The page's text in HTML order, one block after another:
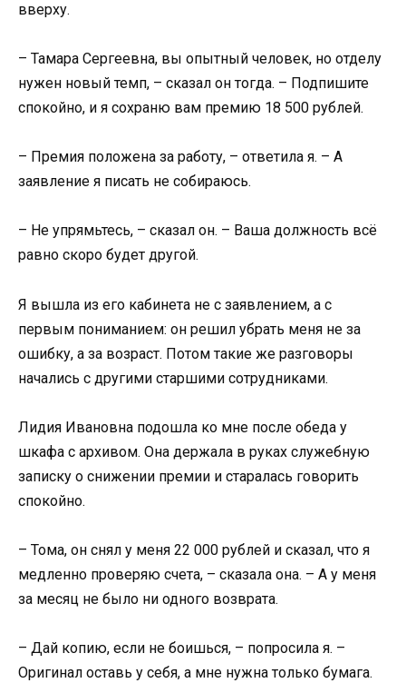
вверху.
– Тамара Сергеевна, вы опытный человек, но отделу
нужен новый темп, – сказал он тогда. – Подпишите
спокойно, и я сохраню вам премию 18 500 рублей.
– Премия положена за работу, – ответила я. – А
заявление я писать не собираюсь.
– Не упрямьтесь, – сказал он. – Ваша должность всё
равно скоро будет другой.
Я вышла из его кабинета не с заявлением, а с
первым пониманием: он решил убрать меня не за
ошибку, а за возраст. Потом такие же разговоры
начались с другими старшими сотрудниками.
Лидия Ивановна подошла ко мне после обеда у
шкафа с архивом. Она держала в руках служебную
записку о снижении премии и старалась говорить
спокойно.
– Тома, он снял у меня 22 000 рублей и сказал, что я
медленно проверяю счета, – сказала она. – А у меня
за месяц не было ни одного возврата.
– Дай копию, если не боишься, – попросила я. –
Оригинал оставь у себя, а мне нужна только бумага.